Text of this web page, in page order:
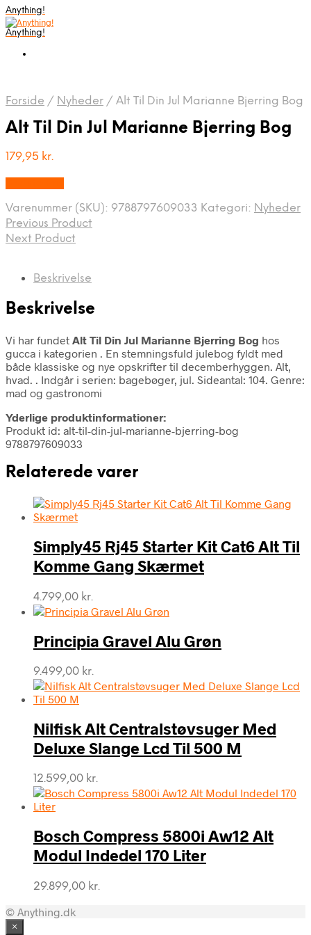
Anything!
Anything!
Forside / Nyheder / Alt Til Din Jul Marianne Bjerring Bog
Alt Til Din Jul Marianne Bjerring Bog
179,95 kr.
Varenummer (SKU): 9788797609033 Kategori: Nyheder
Previous Product
Next Product
Beskrivelse
Beskrivelse
Vi har fundet Alt Til Din Jul Marianne Bjerring Bog hos
gucca i kategorien . En stemningsfuld julebog fyldt med
både klassiske og nye opskrifter til decemberhyggen. Alt,
hvad. . Indgår i serien: bagebøger, jul. Sideantal: 104. Genre:
mad og gastronomi
Yderlige produktinformationer:
Produkt id: alt-til-din-jul-marianne-bjerring-bog
9788797609033
Relaterede varer
Simply45 Rj45 Starter Kit Cat6 Alt Til
Komme Gang Skærmet
4.799,00 kr.
Principia Gravel Alu Grøn
9.499,00 kr.
Nilfisk Alt Centralstøvsuger Med
Deluxe Slange Lcd Til 500 M
12.599,00 kr.
Bosch Compress 5800i Aw12 Alt
Modul Indedel 170 Liter
29.899,00 kr.
© Anything.dk
×